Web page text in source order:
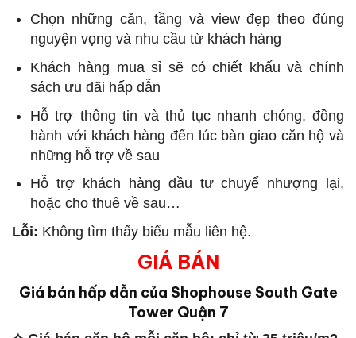
Chọn những căn, tầng và view đẹp theo đúng
nguyện vọng và nhu cầu từ khách hàng
Khách hàng mua sỉ sẽ có chiết khấu và chính
sách ưu đãi hấp dẫn
Hỗ trợ thông tin và thủ tục nhanh chóng, đồng
hành với khách hàng đến lúc bàn giao căn hộ và
những hỗ trợ về sau
Hỗ trợ khách hàng đầu tư chuyể nhượng lại,
hoặc cho thuê về sau…
Lỗi: Không tìm thấy biểu mẫu liên hệ.
GIÁ BÁN
Giá bán hấp dẫn của Shophouse South Gate
Tower Quận 7